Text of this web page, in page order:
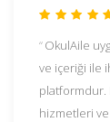
OkulAile
ve içeriği ile
platformdur.
hizmetleri